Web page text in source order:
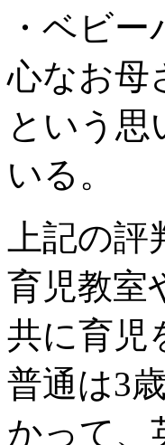
・ベビ
心なお母
という思
いる。
上記の
育児教室
共に育児
普通は3
かって、